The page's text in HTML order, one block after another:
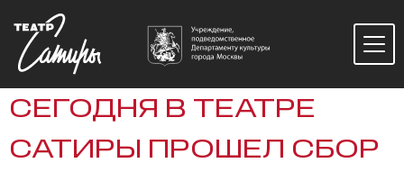
СЕГОДНЯ В ТЕАТРЕ
САТИРЫ ПРОШЕЛ СБОР